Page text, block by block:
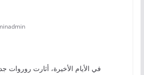
في الأيام الأخيرة، أثارت روروات